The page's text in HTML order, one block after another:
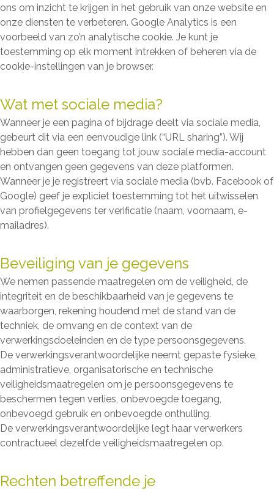
ons om inzicht te krijgen in het gebruik van onze website en
onze diensten te verbeteren. Google Analytics is een
voorbeeld van zo’n analytische cookie. Je kunt je
toestemming op elk moment intrekken of beheren via de
cookie-instellingen van je browser.
Wat met sociale media?
Wanneer je een pagina of bijdrage deelt via sociale media,
gebeurt dit via een eenvoudige link (“URL sharing”). Wij
hebben dan geen toegang tot jouw sociale media-account
en ontvangen geen gegevens van deze platformen.
Wanneer je je registreert via sociale media (bvb. Facebook of
Google) geef je expliciet toestemming tot het uitwisselen
van profielgegevens ter verificatie (naam, voornaam, e-
mailadres).
Beveiliging van je gegevens
We nemen passende maatregelen om de veiligheid, de
integriteit en de beschikbaarheid van je gegevens te
waarborgen, rekening houdend met de stand van de
techniek, de omvang en de context van de
verwerkingsdoeleinden en de type persoonsgegevens.
De verwerkingsverantwoordelijke neemt gepaste fysieke,
administratieve, organisatorische en technische
veiligheidsmaatregelen om je persoonsgegevens te
beschermen tegen verlies, onbevoegde toegang,
onbevoegd gebruik en onbevoegde onthulling.
De verwerkingsverantwoordelijke legt haar verwerkers
contractueel dezelfde veiligheidsmaatregelen op.
Rechten betreffende je